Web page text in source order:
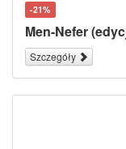
-21%
Men-Nefer
Szczegóły